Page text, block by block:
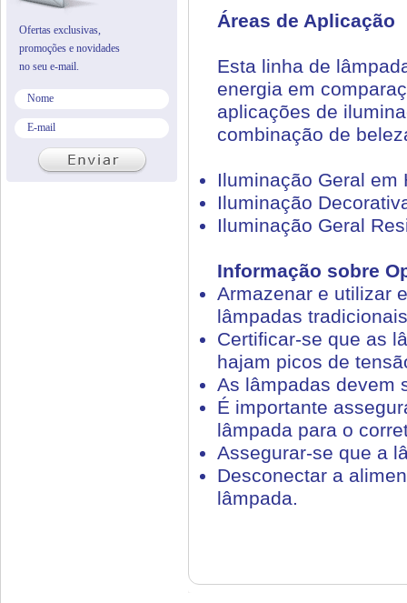
Áreas de Aplicação
Esta linha de
energia em
aplicações de
combinação de
Iluminação Geral em
Iluminação
Iluminação Geral
Informação sobre
Armazenar e utilizar
lâmpadas
Certificar-se que as
hajam picos de
As lâmpadas devem
É importante
lâmpada para o
Assegurar-se que a
Desconectar a
lâmpada.
Ofertas exclusivas,
promoções e novidades
no seu e-mail.